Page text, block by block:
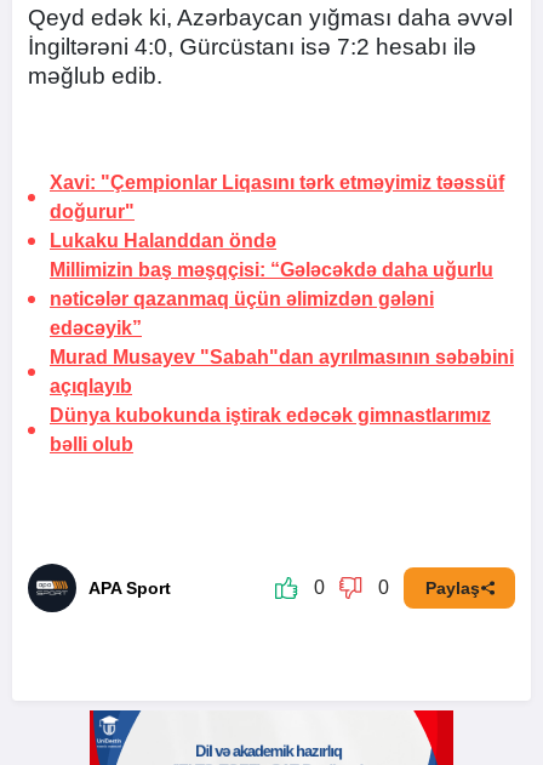
Qeyd edək ki, Azərbaycan yığması daha əvvəl
İngiltərəni 4:0, Gürcüstanı isə 7:2 hesabı ilə
məğlub edib.
Xavi: "Çempionlar Liqasını tərk etməyimiz təəssüf
doğurur"
Lukaku Halanddan öndə
Millimizin baş məşqçisi: “Gələcəkdə daha uğurlu
nəticələr qazanmaq üçün əlimizdən gələni
edəcəyik”
Murad Musayev "Sabah"dan ayrılmasının səbəbini
açıqlayıb
Dünya kubokunda iştirak edəcək gimnastlarımız
bəlli olub
APA Sport 0 0 Paylaş